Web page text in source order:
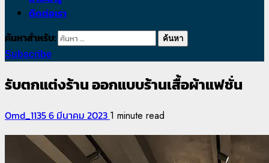
ติดต่อเรา
ค้นหาสำหรับ:
Subscribe
รับตกแต่งร้าน ออกแบบร้านเสื้อผ้าแฟชั่น
Omd_11356 มีนาคม 2023 1 minute read